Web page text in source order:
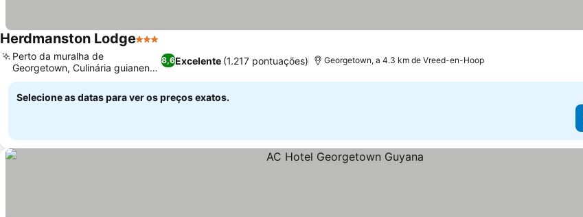
Herdmanston Lodge3 Estrelas
8,6Excelente (1.217 pontuações)
Perto da muralha de
Georgetown, Culinária guianense
autêntica
Georgetown, a 4.3 km de Vreed-en-Hoop
Selecione as datas para ver os preços exatos.